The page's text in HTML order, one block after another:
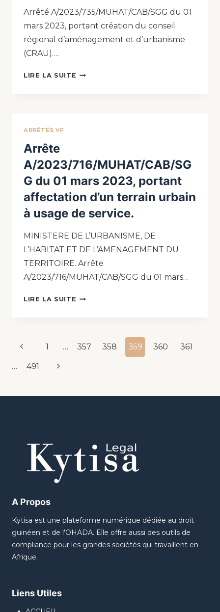
Arrêté A/2023/735/MUHAT/CAB/SGG du 01
mars 2023, portant création du conseil
régional d’aménagement et d’urbanisme
(CRAU)….
LIRE LA SUITE
ARRÊTÉS VF
Arrête
A/2023/716/MUHAT/CAB/SG
G du 01 mars 2023, portant
affectation d’un terrain urbain
à usage de service.
MINISTERE DE L’URBANISME, DE
L’HABITAT ET DE L’AMENAGEMENT DU
TERRITOIRE. Arrête
A/2023/716/MUHAT/CAB/SGG du 01 mars…
LIRE LA SUITE
1 … 357 358 359 360 361
… 491
A Propos
Kytisa est une plateforme numérique dédiée au droit
guinéen et de l'OHADA. Elle offre aussi des outils de
compliance pour les grandes sociétés qui travaillent en
Afrique.
Liens Utiles